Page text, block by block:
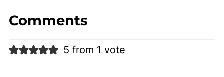
Comments
5 from 1 vote